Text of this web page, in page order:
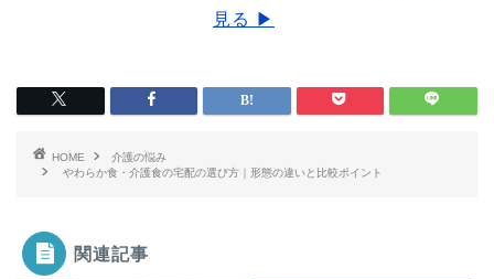
見る ▶
HOME
介護の悩み
やわらか食・介護食の宅配の選び方｜形態の違いと比較ポイント
関連記事